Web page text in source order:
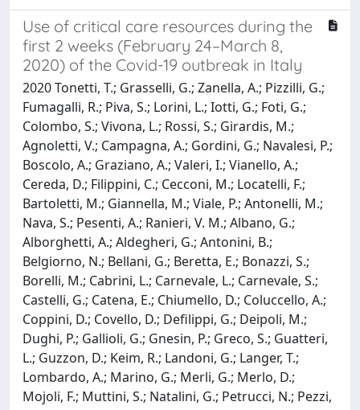
Use of critical care resources during the
first 2 weeks (February 24–March 8,
2020) of the Covid-19 outbreak in Italy
2020 Tonetti, T.; Grasselli, G.; Zanella, A.; Pizzilli, G.;
Fumagalli, R.; Piva, S.; Lorini, L.; Iotti, G.; Foti, G.;
Colombo, S.; Vivona, L.; Rossi, S.; Girardis, M.;
Agnoletti, V.; Campagna, A.; Gordini, G.; Navalesi, P.;
Boscolo, A.; Graziano, A.; Valeri, I.; Vianello, A.;
Cereda, D.; Filippini, C.; Cecconi, M.; Locatelli, F.;
Bartoletti, M.; Giannella, M.; Viale, P.; Antonelli, M.;
Nava, S.; Pesenti, A.; Ranieri, V. M.; Albano, G.;
Alborghetti, A.; Aldegheri, G.; Antonini, B.;
Belgiorno, N.; Bellani, G.; Beretta, E.; Bonazzi, S.;
Borelli, M.; Cabrini, L.; Carnevale, L.; Carnevale, S.;
Castelli, G.; Catena, E.; Chiumello, D.; Coluccello, A.;
Coppini, D.; Covello, D.; Defilippi, G.; Deipoli, M.;
Dughi, P.; Gallioli, G.; Gnesin, P.; Greco, S.; Guatteri,
L.; Guzzon, D.; Keim, R.; Landoni, G.; Langer, T.;
Lombardo, A.; Marino, G.; Merli, G.; Merlo, D.;
Mojoli, F.; Muttini, S.; Natalini, G.; Petrucci, N.; Pezzi,